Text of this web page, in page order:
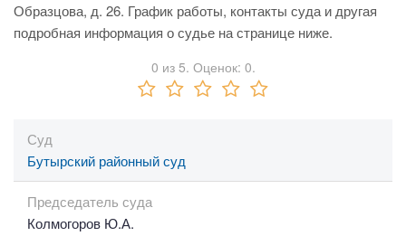
Образцова, д. 26. График работы, контакты суда и другая
подробная информация о судье на странице ниже.
0 из 5. Оценок: 0.
Суд
Бутырский районный суд
Председатель суда
Колмогоров Ю.А.